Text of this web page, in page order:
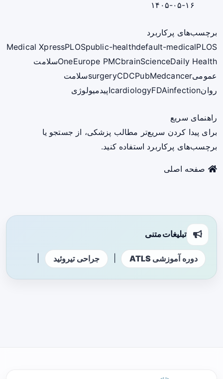
برچسب‌های پرکاربرد
Medical XpressPLOSpublic-healthdefault-medicalPLOS
OneEurope PMCbrainScienceDaily Health
سلامت
عمومی
surgeryCDCPubMedcancer
سلامت
روان
cardiologyFDAinfection اپیدمیولوژی
راهنمای سریع
برای پیدا کردن سریع‌تر مطالب پزشکی، از جستجو یا
برچسب‌های پرکاربرد استفاده کنید.
صفحه اصلی
تبلیغات متنی
دوره آموزشی ATLS جراحی تیروئید